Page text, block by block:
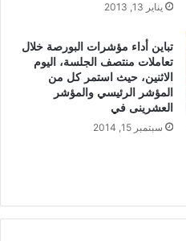
يناير 13, 2013
تباين أداء مؤشرات البورصة خلال
تعاملات منتصف الجلسة، اليوم
الاثنين، حيث استمر كل من
المؤشر الرئيسي والمؤشر
العشرينى في
سبتمبر 15, 2014